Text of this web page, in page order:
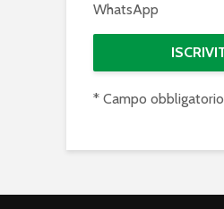
WhatsApp
* Campo obbligatorio